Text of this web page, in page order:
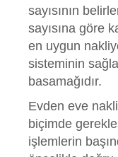
sayısının
sayısına göre
en uygun
sisteminin
basamağıdır.
Evden eve
biçimde
işlemlerin